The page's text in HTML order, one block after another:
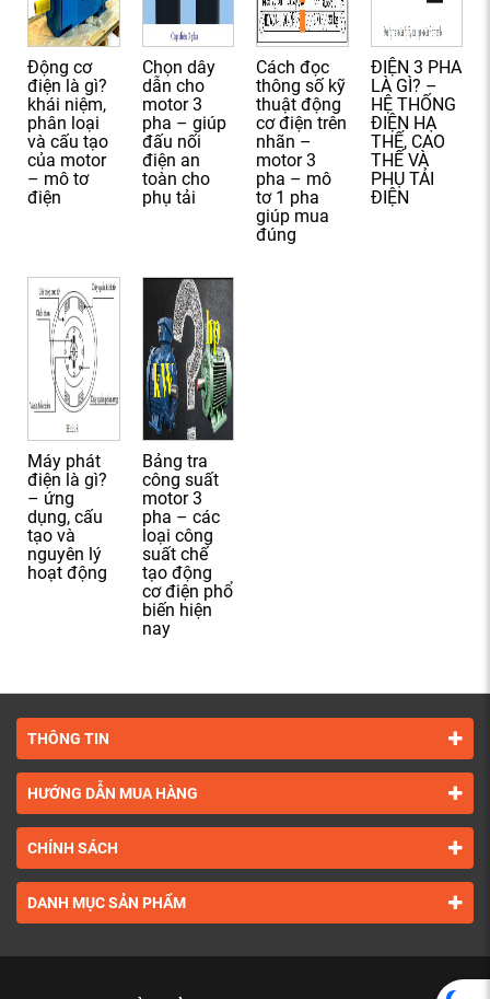
Động cơ
điện là gì?
khái niệm,
phân loại
và cấu tạo
của motor
– mô tơ
điện
Chọn dây
dẫn cho
motor 3
pha – giúp
đấu nối
điện an
toàn cho
phụ tải
Cách đọc
thông số kỹ
thuật động
cơ điện trên
nhãn –
motor 3
pha – mô
tơ 1 pha
giúp mua
đúng
ĐIỆN 3 PHA
LÀ GÌ? –
HỆ THỐNG
ĐIỆN HẠ
THẾ, CAO
THẾ VÀ
PHỤ TẢI
ĐIỆN
Máy phát
điện là gì?
– ứng
dụng, cấu
tạo và
nguyên lý
hoạt động
Bảng tra
công suất
motor 3
pha – các
loại công
suất chế
tạo động
cơ điện phổ
biến hiện
nay
THÔNG TIN
HƯỚNG DẪN MUA HÀNG
CHÍNH SÁCH
DANH MỤC SẢN PHẨM